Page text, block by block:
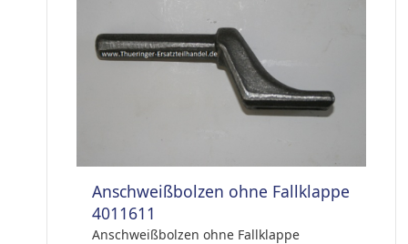
Anschweißbolzen ohne Fallklappe
4011611
Anschweißbolzen ohne Fallklappe